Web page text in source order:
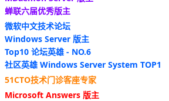
蝉联六届优秀版主
微软中文技术论坛
Windows Server 版主
Top10 论坛英雄 - NO.6
社区英雄 Windows Server System TOP1
51CTO技术门诊客座专家
Microsoft Answers 版主